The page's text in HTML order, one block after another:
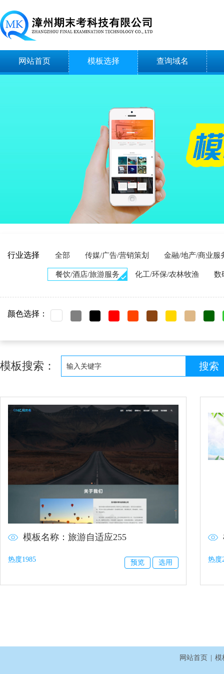
网站首页 模板选择 查询域名
行业选择 全部 传媒/广告/营销策划 金融/地产/商业服
餐饮/酒店/旅游服务 化工/环保/农林牧渔 数
颜色选择：
模板搜索：
模板名称：旅游自适应255
热度1985 预览 选用 热度
网站首页 模